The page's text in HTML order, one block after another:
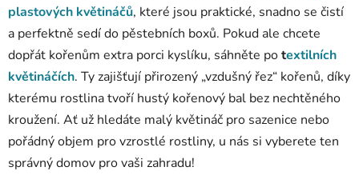
plastových květináčů, které jsou praktické, snadno se čistí
a perfektně sedí do pěstebních boxů. Pokud ale chcete
dopřát kořenům extra porci kyslíku, sáhněte potextilních
květináčích. Ty zajišťují přirozený „vzdušný řez“ kořenů, díky
kterému rostlina tvoří hustý kořenový bal bez nechtěného
kroužení. Ať už hledáte malý květináč pro sazenice nebo
pořádný objem pro vzrostlé rostliny, u nás si vyberete ten
správný domov pro vaši zahradu!